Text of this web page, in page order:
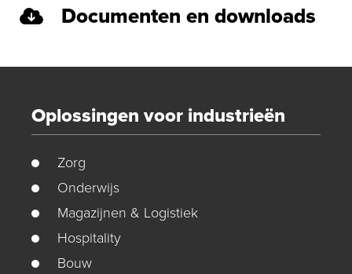
Documenten en downloads
Oplossingen voor industrieën
Zorg
Onderwijs
Magazijnen & Logistiek
Hospitality
Bouw